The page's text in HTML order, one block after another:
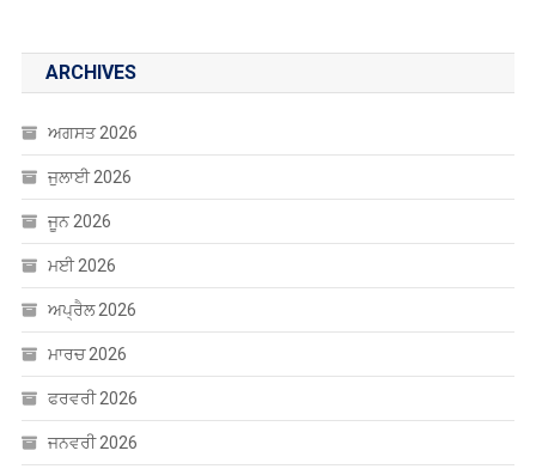
ARCHIVES
ਅਗਸਤ 2026
ਜੁਲਾਈ 2026
ਜੂਨ 2026
ਮਈ 2026
ਅਪ੍ਰੈਲ 2026
ਮਾਰਚ 2026
ਫਰਵਰੀ 2026
ਜਨਵਰੀ 2026